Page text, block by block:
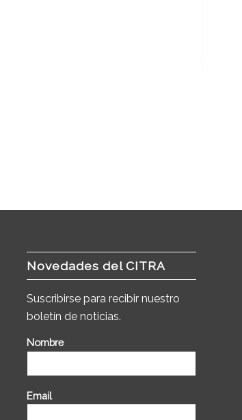
Novedades del CITRA
Suscribirse para recibir nuestro
boletín de noticias.
Nombre
Email